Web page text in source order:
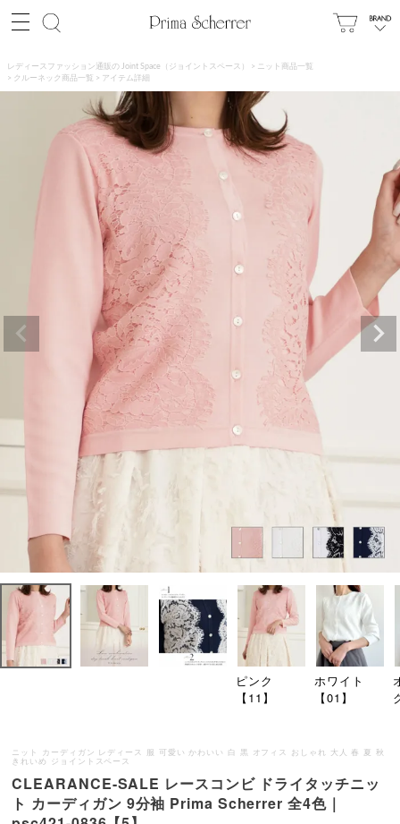
レディースファッション通販の Joint Space（ジョイントスペース）
ニット商品一覧
クルーネック商品一覧
アイテム詳細
ピンク
【11】
ホワイト
【01】
ニット カーディガン レディース 服 可愛い かわいい 白 黒 オフィス おしゃれ 大人 春 夏 秋
きれいめ ジョイントスペース
CLEARANCE-SALE レースコンビ ドライタッチニッ
ト カーディガン 9分袖 Prima Scherrer 全4色｜